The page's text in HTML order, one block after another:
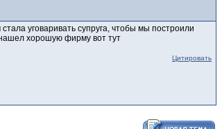
уговаривать супруга, чтобы мы построили
нашел хорошую фирму вот тут
Цитировать